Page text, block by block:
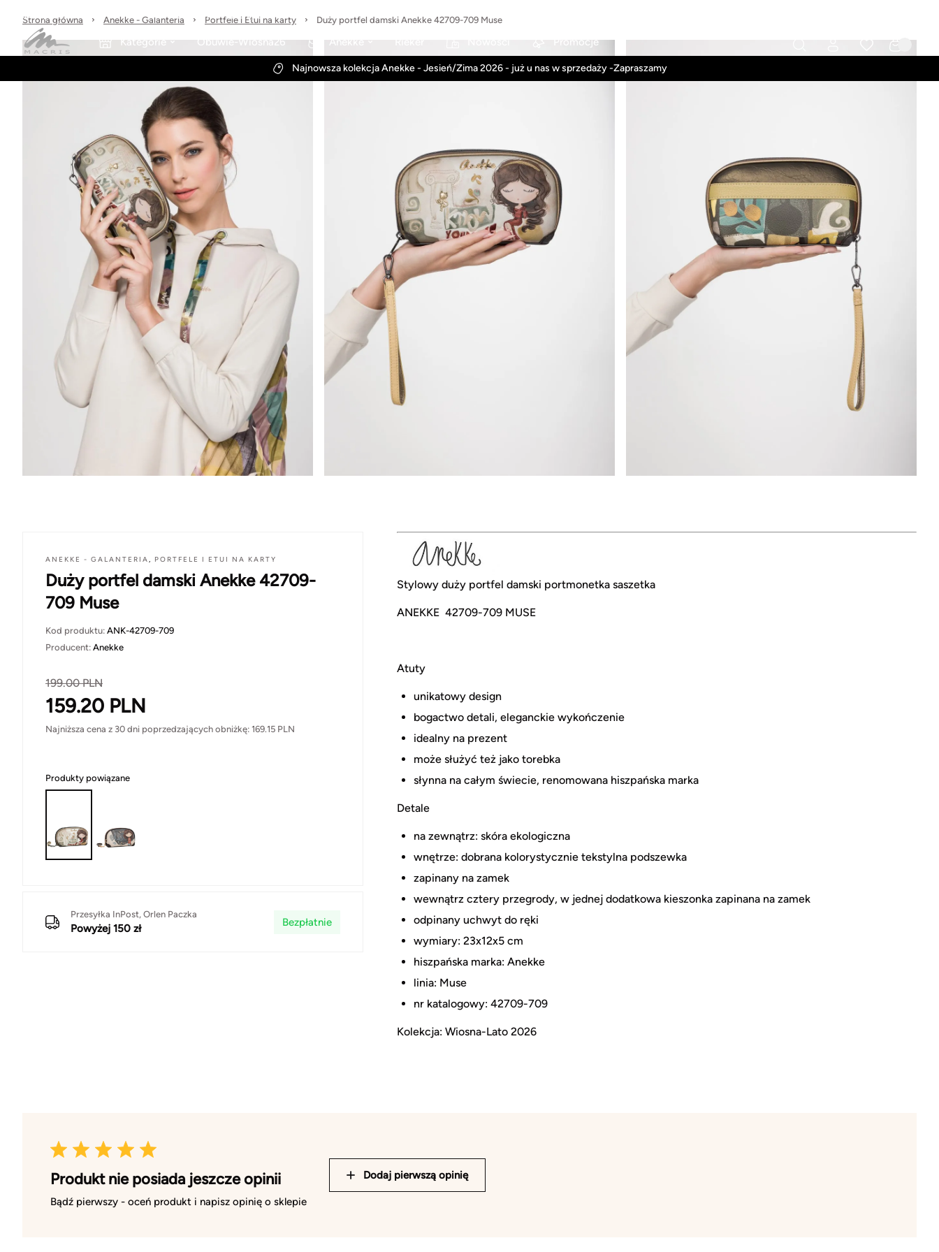
Sprawdzone marki
Kategorie Obuwie-Wiosna26 Anekke Promocje
Najnowsza kolekcja Anekke - Jesień/Zima 2026 - już u nas w sprzedaży -Zapraszamy
Strona główna Anekke - Galanteria Portfele i Etui na karty Duży portfel damski Anekke 42709-709 Muse
ANEKKE - GALANTERIA, PORTFELE I ETUI NA KARTY
Duży portfel damski Anekke 42709-
709 Muse
Kod produktu: ANK-42709-709
Producent: Anekke
199.00PLN
159.20 PLN
Najniższa cena z 30 dni poprzedzających obniżkę: 169.15 PLN
Produkty powiązane
Przesyłka InPost, Orlen Paczka
Powyżej 150 zł
Bezpłatnie
Stylowy duży portfel damski portmonetka saszetka
ANEKKE 42709-709 MUSE
Atuty
unikatowy design
bogactwo detali, eleganckie wykończenie
idealny na prezent
może służyć też jako torebka
słynna na całym świecie, renomowana hiszpańska marka
Detale
na zewnątrz: skóra ekologiczna
wnętrze: dobrana kolorystycznie tekstylna podszewka
zapinany na zamek
wewnątrz cztery przegrody, w jednej dodatkowa kieszonka zapinana na zamek
odpinany uchwyt do ręki
wymiary: 23x12x5 cm
hiszpańska marka: Anekke
linia: Muse
nr katalogowy: 42709-709
Kolekcja: Wiosna-Lato 2026
Produkt nie posiada jeszcze opinii
Bądź pierwszy - oceń produkt i napisz opinię o sklepie
Dodaj pierwszą opinię